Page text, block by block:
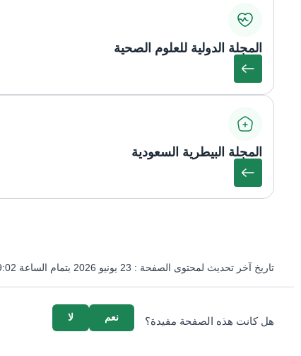
المجلة الدولية للعلوم الصحية
المجلة البيطرية السعودية
تاريخ آخر تحديث لمحتوى الصفحة : 23 يونيو 2026 بتمام الساعة 09:02 مساءً
هل كانت هذه الصفحة مفيدة؟ لا نعم